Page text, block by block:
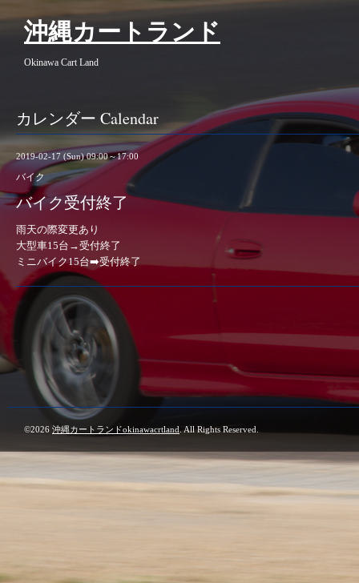
沖縄カートランド
Okinawa Cart Land
カレンダー Calendar
2019-02-17 (Sun) 09:00～17:00
バイク
バイク受付終了
雨天の際変更あり
大型車15台→受付終了
ミニバイク15台➡️受付終了
©2026 沖縄カートランドokinawacrtland . All Rights Reserved.